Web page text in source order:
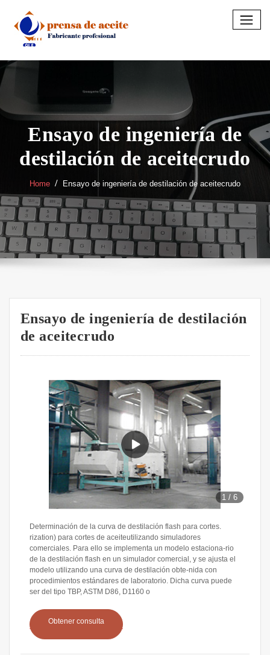
content
Ensayo de ingeniería de
destilación de aceitecrudo
Home Ensayo de ingeniería de destilación de aceitecrudo
Ensayo de ingeniería de destilación
de aceitecrudo
1 /6
Determinación de la curva de destilación flash para cortes.
rization) para cortes de aceiteutilizando simuladores
comerciales. Para ello se implementa un modelo estaciona-rio
de la destilación flash en un simulador comercial, y se ajusta el
modelo utilizando una curva de destilación obte-nida con
procedimientos estándares de laboratorio. Dicha curva puede
ser del tipo TBP, ASTM D86, D1160 o
Obtener consulta